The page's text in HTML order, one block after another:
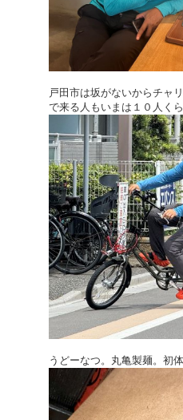
戸田市は坂がないからチ
で来る人もいまは１０人く
うどーなつ。丸亀製麺。初